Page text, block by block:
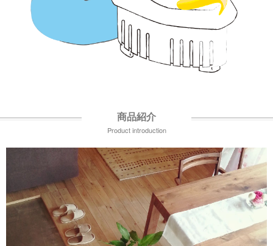
商品紹介
Product introduction